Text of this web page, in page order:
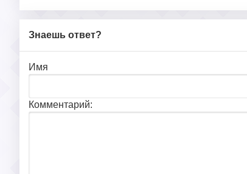
Знаешь ответ?
Имя
Комментарий: